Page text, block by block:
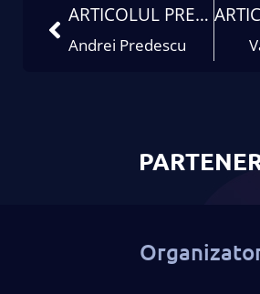
ARTICOLUL PRECEDENT
Andrei Predescu